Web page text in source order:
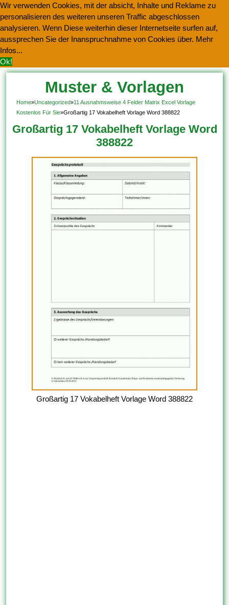
Wir verwenden Cookies, mit der absicht, Inhalte und Reklame zu
personalisieren des weiteren unseren Traffic abgeschlossen
analysieren. Wenn Diese weiterhin dieser Internetseite surfen auf,
aussprechen Sie der Inanspruchnahme von Cookies über. Mehr
Infos...
Ok!
Muster & Vorlagen
Kostenlos Herunterladen
Home»Uncategorized»11 Ausnahmsweise 4 Felder Matrix Excel Vorlage
Kostenlos Für Sie»Großartig 17 Vokabelheft Vorlage Word 388822
Großartig 17 Vokabelheft Vorlage Word
388822
Großartig 17 Vokabelheft Vorlage Word 388822